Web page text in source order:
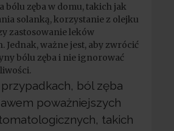
bólu zęba w domu, takich jak
solanką, korzystanie z olejku
zastosowanie leków
Jednak, ważne jest, aby zwrócić
bólu zęba i nie ignorować
ból zęba
poważniejszych
takich